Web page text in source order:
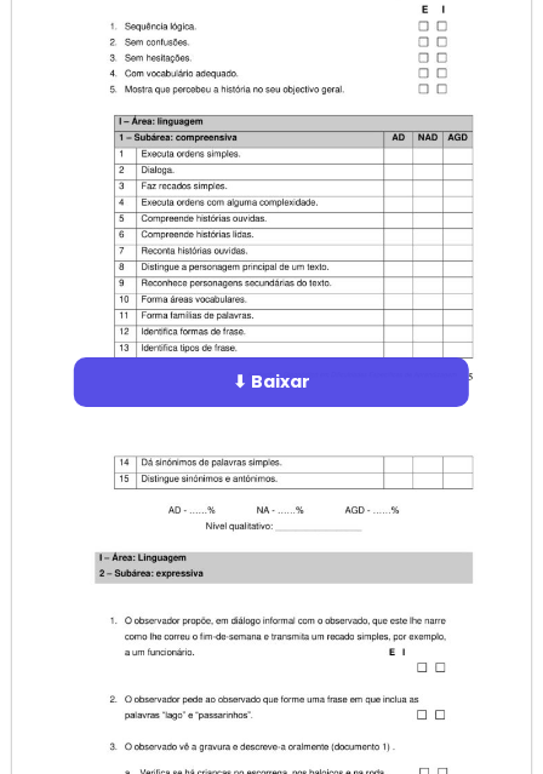
⬇ Baixar